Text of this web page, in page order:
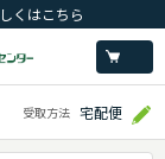
くはこちら
受取方法 宅配便